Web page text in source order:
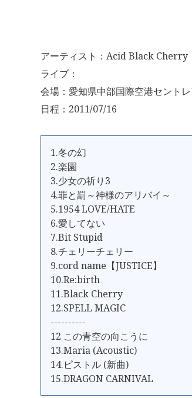
アーティスト：Acid Black Cherry
ライブ：
会場：愛知県中部国際空港セント
日程：2011/07/16
1.冬の幻
2.楽園
3.少女の祈り3
4.罪と罰～神様のアリバイ～
5.1954 LOVE/HATE
6.愛してない
7.Bit Stupid
8.チェリーチェリー
9.cord name【JUSTICE】
10.Re:birth
11.Black Cherry
12.SPELL MAGIC
----------
12 この青空の向こうに
13.Maria (Acoustic)
14.ピストル (新曲)
15.DRAGON CARNIVAL